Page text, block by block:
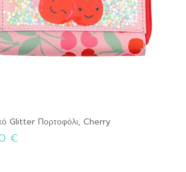
Glitter Πορτοφόλι, Cherry
€